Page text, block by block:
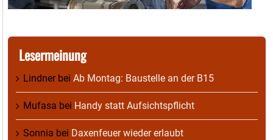
Lesermeinung
Lindnerbei Ab Montag: Baustelle an der B15
Mufasa bei Handy statt Aufsichtspflicht
Sonnia bei Daxenfeuer wieder erlaubt